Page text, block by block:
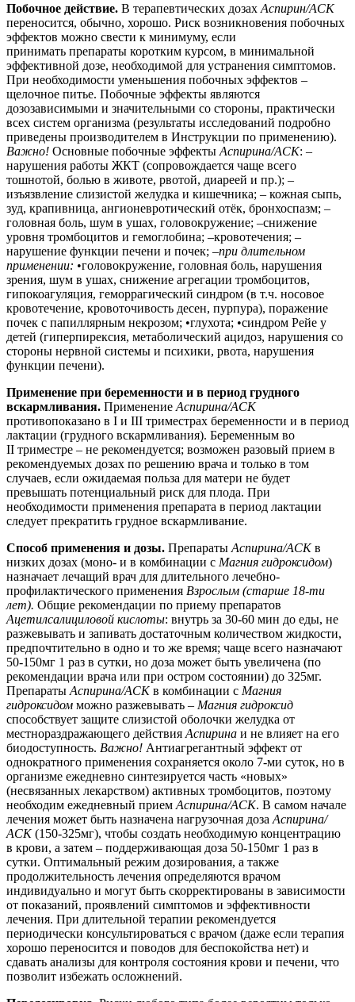
Побочное действие. В терапевтических дозах Аспирин/АСК
переносится, обычно, хорошо. Риск возникновения побочных
эффектов можно свести к минимуму, если
принимать препараты коротким курсом, в минимальной
эффективной дозе, необходимой для устранения симптомов.
При необходимости уменьшения побочных эффектов –
щелочное питье. Побочные эффекты являются
дозозависимыми и значительными со стороны, практически
всех систем организма (результаты исследований подробно
приведены производителем в Инструкции по применению).
Важно! Основные побочные эффекты Аспирина/АСК: –
нарушения работы ЖКТ (сопровождается чаще всего
тошнотой, болью в животе, рвотой, диареей и пр.); –
изъязвление слизистой желудка и кишечника; – кожная сыпь,
зуд, крапивница, ангионевротический отёк, бронхоспазм; –
головная боль, шум в ушах, головокружение; –снижение
уровня тромбоцитов и гемоглобина; –кровотечения; –
нарушение функции печени и почек; –при длительном
применении: •головокружение, головная боль, нарушения
зрения, шум в ушах, снижение агрегации тромбоцитов,
гипокоагуляция, геморрагический синдром (в т.ч. носовое
кровотечение, кровоточивость десен, пурпура), поражение
почек с папиллярным некрозом; •глухота; •синдром Рейе у
детей (гиперпирексия, метаболический ацидоз, нарушения со
стороны нервной системы и психики, рвота, нарушения
функции печени).
Применение при беременности и в период грудного
вскармливания. Применение Аспирина/АСК
противопоказано в I и III триместрах беременности и в период
лактации (грудного вскармливания). Беременным во
II триместре – не рекомендуется; возможен разовый прием в
рекомендуемых дозах по решению врача и только в том
случаев, если ожидаемая польза для матери не будет
превышать потенциальный риск для плода. При
необходимости применения препарата в период лактации
следует прекратить грудное вскармливание.
Способ применения и дозы. Препараты Аспирина/АСКв
низких дозах (моно- и в комбинации с Магния гидроксидом)
назначает лечащий врач для длительного лечебно-
профилактического применения Взрослым (старше 18-ти
лет). Общие рекомендации по приему препаратов
Ацетилсалициловой кислоты: внутрь за 30-60 мин до еды, не
разжевывать и запивать достаточным количеством жидкости,
предпочтительно в одно и то же время; чаще всего назначают
50-150мг 1 раз в сутки, но доза может быть увеличена (по
рекомендации врача или при остром состоянии) до 325мг.
Препараты Аспирина/АСК в комбинации с Магния
гидроксидом можно разжевывать – Магния гидроксид
способствует защите слизистой оболочки желудка от
местнораздражающего действия Аспирина и не влияет на его
биодоступность. Важно! Антиагрегантный эффект от
однократного применения сохраняется около 7-ми суток, но в
организме ежедневно синтезируется часть «новых»
(несвязанных лекарством) активных тромбоцитов, поэтому
необходим ежедневный прием Аспирина/АСК. В самом начале
лечения может быть назначена нагрузочная доза Аспирина/
АСК (150-325мг), чтобы создать необходимую концентрацию
в крови, а затем – поддерживающая доза 50-150мг 1 раз в
сутки. Оптимальный режим дозирования, а также
продолжительность лечения определяются врачом
индивидуально и могут быть скорректированы в зависимости
от показаний, проявлений симптомов и эффективности
лечения. При длительной терапии рекомендуется
периодически консультироваться с врачом (даже если терапия
хорошо переносится и поводов для беспокойства нет) и
сдавать анализы для контроля состояния крови и печени, что
позволит избежать осложнений.